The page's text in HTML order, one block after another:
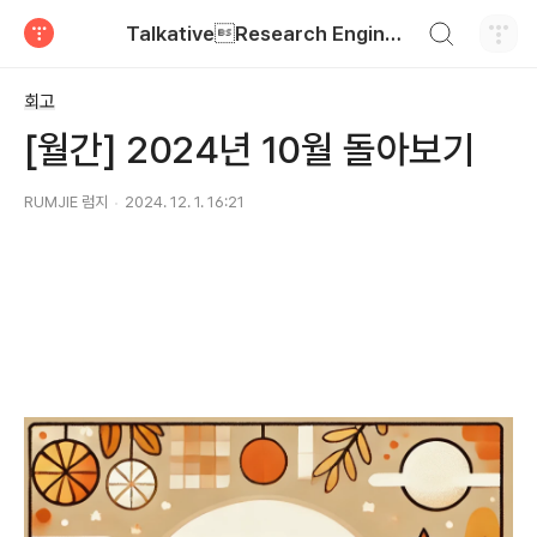
TalkativeResearch Engineer
회고
[월간] 2024년 10월 돌아보기
RUMJIE 럼지 2024. 12. 1. 16:21